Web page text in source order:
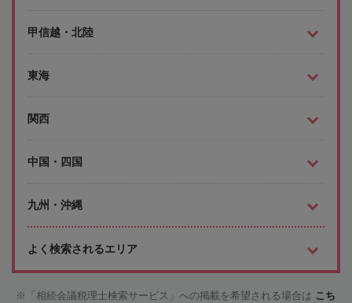
甲信越・北陸
東海
関西
中国・四国
九州・沖縄
よく検索されるエリア
「相続会議税理士検索サービス」への掲載を希望される場合は こち